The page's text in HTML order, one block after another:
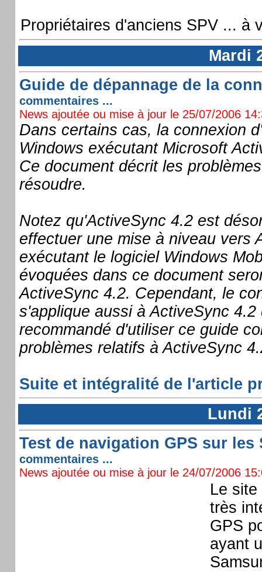
Propriétaires d'anciens SPV ... à
Mardi
Guide de dépannage de la
commentaires ...
News ajoutée ou mise à jour le 25/07/2006
Dans certains cas, la connexion
Windows exécutant Microsoft
Ce document décrit les
résoudre.
Notez qu'ActiveSync 4.2 est
effectuer une mise à niveau vers
exécutant le logiciel Windows
évoquées dans ce document
ActiveSync 4.2. Cependant, le
s'applique aussi à ActiveSync
recommandé d'utiliser ce guide
problèmes relatifs à ActiveSync
Suite et intégralité de l'article
Lundi
Test de navigation GPS sur
commentaires ...
News ajoutée ou mise à jour le 24/07/2006
Le site
très
GPS
ayant